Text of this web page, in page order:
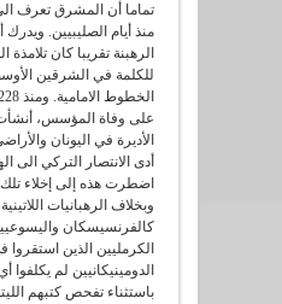
تماما أن المشرق تعرف
منذ أيام الصليبيين.
الرهبنة تقريبا كان
للكلمة في الشرقين
على وفاة المؤسس، أنشأت
الأديرة في اليونان
أدى الانتصار التركي الى
اضطرت هذه إلى إخلاء
وبخلاف الرهبانيات
كالفرنسيسكان
الكرمليين الذين
الدومينيكانيين لم يكلفوا
باستثناء تفحص كتبهم